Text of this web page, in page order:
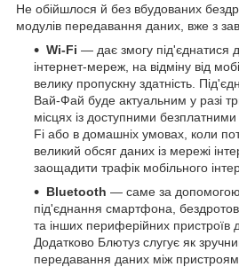
Не обійшлося й без вбудованих
модулів передавання даних, вже з
Wi-Fi — дає змогу під'єднатися
інтернет-мереж, на відміну від
велику пропускну здатність.
Вай-Фай буде актуальним у разі
місцях із доступними
Fi або в домашніх умовах, коли
великий обсяг даних із мережі
заощадити трафік мобільного
Bluetooth — саме за допомогою
під'єднання смартфона,
та інших периферійних пристроїв
Додатково Блютуз слугує як
передавання даних між